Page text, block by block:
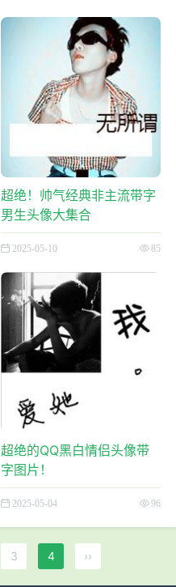
超绝！帅气经典非主流带字
男生头像大集合
2025-05-10 85
超绝的QQ黑白情侣头像带
字图片！
2025-05-04 96
3 4 ››